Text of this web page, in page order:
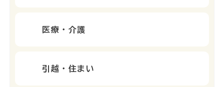
医療・介護
引越・住まい